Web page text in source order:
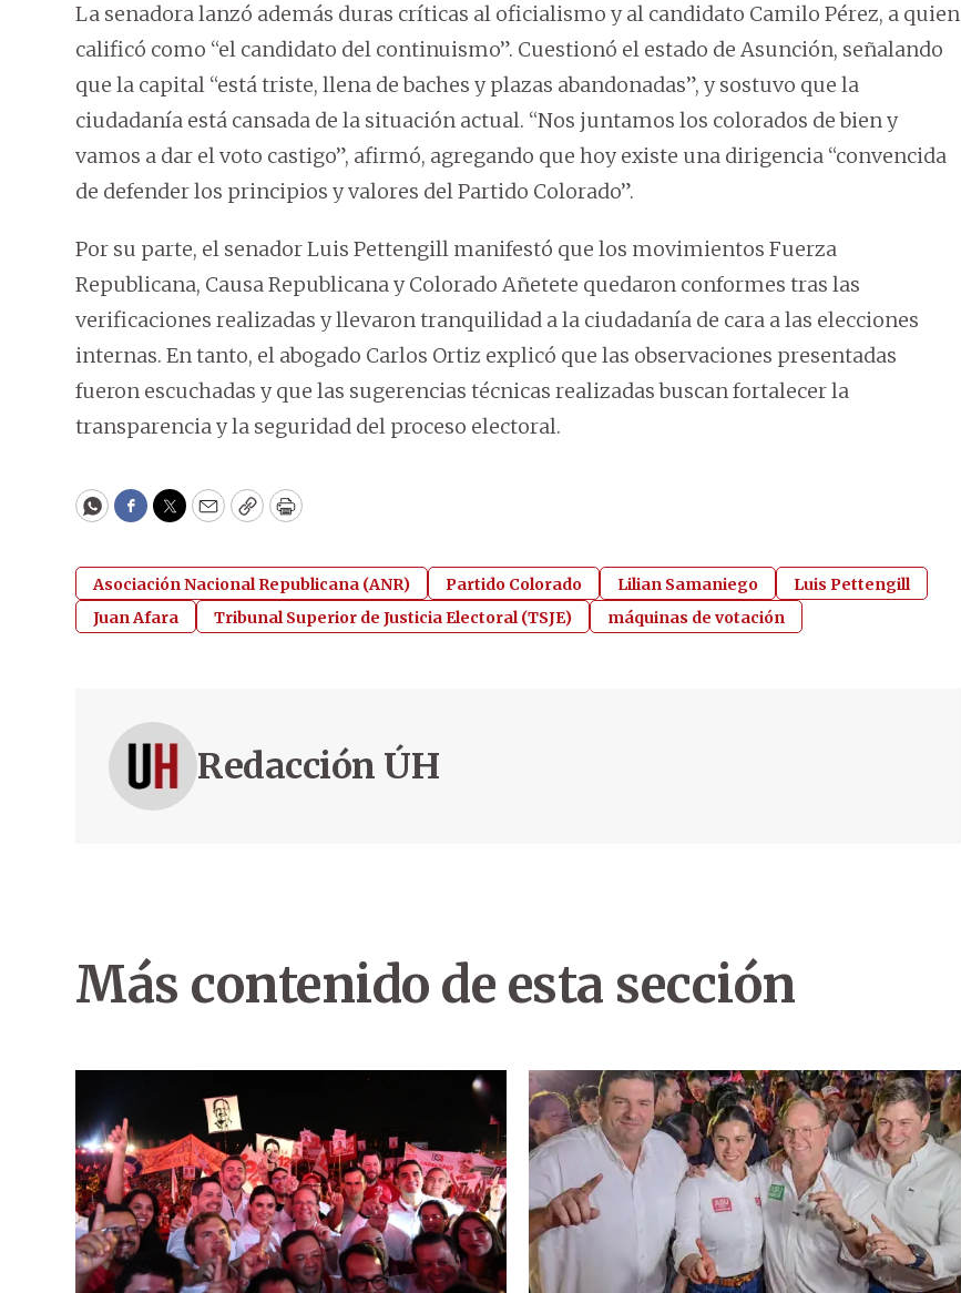
La senadora lanzó además duras críticas al oficialismo y al candidato Camilo Pérez, a quien
calificó como “el candidato del continuismo”. Cuestionó el estado de Asunción, señalando
que la capital “está triste, llena de baches y plazas abandonadas”, y sostuvo que la
ciudadanía está cansada de la situación actual. “Nos juntamos los colorados de bien y
vamos a dar el voto castigo”, afirmó, agregando que hoy existe una dirigencia “convencida
de defender los principios y valores del Partido Colorado”.
Por su parte, el senador Luis Pettengill manifestó que los movimientos Fuerza
Republicana, Causa Republicana y Colorado Añetete quedaron conformes tras las
verificaciones realizadas y llevaron tranquilidad a la ciudadanía de cara a las elecciones
internas. En tanto, el abogado Carlos Ortiz explicó que las observaciones presentadas
fueron escuchadas y que las sugerencias técnicas realizadas buscan fortalecer la
transparencia y la seguridad del proceso electoral.
WhatsApp
Facebook
Twitter
EmailCopyPrint
Asociación Nacional Republicana (ANR) Partido Colorado Lilian Samaniego
Luis Pettengill
Juan Afara
Tribunal Superior de Justicia Electoral (TSJE) máquinas de votación
Redacción ÚH
Más contenido de esta sección